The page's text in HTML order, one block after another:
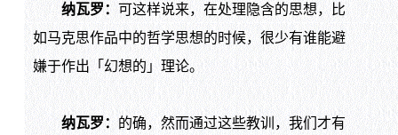
纳瓦罗： 可这样说来，在处理隐含的思想，比
如马克思作品中的哲学思想的时候，很少有谁能避
嫌于作出「幻想的」理论。
纳瓦罗： 的确，然而通过这些教训，我们才有